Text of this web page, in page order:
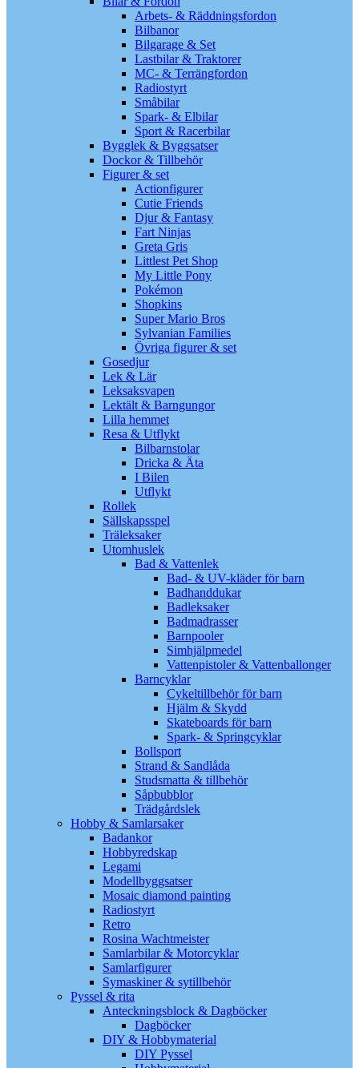
Arbets- & Räddningsfordon
Bilbanor
Bilgarage & Set
Lastbilar & Traktorer
MC- & Terrängfordon
Radiostyrt
Småbilar
Spark- & Elbilar
Sport & Racerbilar
Bygglek & Byggsatser
Dockor & Tillbehör
Figurer & set
Actionfigurer
Cutie Friends
Djur & Fantasy
Fart Ninjas
Greta Gris
Littlest Pet Shop
My Little Pony
Pokémon
Shopkins
Super Mario Bros
Sylvanian Families
Övriga figurer & set
Gosedjur
Lek & Lär
Leksaksvapen
Lektält & Barngungor
Lilla hemmet
Resa & Utflykt
Bilbarnstolar
Dricka & Äta
I Bilen
Utflykt
Rollek
Sällskapsspel
Träleksaker
Utomhuslek
Bad & Vattenlek
Bad- & UV-kläder för barn
Badhanddukar
Badleksaker
Badmadrasser
Barnpooler
Simhjälpmedel
Vattenpistoler & Vattenballonger
Barncyklar
Cykeltillbehör för barn
Hjälm & Skydd
Skateboards för barn
Spark- & Springcyklar
Bollsport
Strand & Sandlåda
Studsmatta & tillbehör
Såpbubblor
Trädgårdslek
Hobby & Samlarsaker
Badankor
Hobbyredskap
Legami
Modellbyggsatser
Mosaic diamond painting
Radiostyrt
Retro
Rosina Wachtmeister
Samlarbilar & Motorcyklar
Samlarfigurer
Symaskiner & sytillbehör
Pyssel & rita
Anteckningsblock & Dagböcker
Dagböcker
DIY & Hobbymaterial
DIY Pyssel